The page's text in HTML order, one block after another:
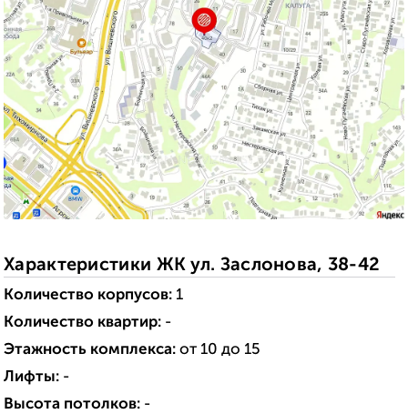
Характеристики ЖК ул. Заслонова, 38-42
Количество корпусов: 1
Количество квартир: -
Этажность комплекса: от 10 до 15
Лифты: -
Высота потолков: -